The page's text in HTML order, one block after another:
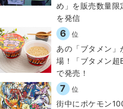
め」を販売数量限
を発信
6 位
あの「ブタメン
場！「ブタメン超
で発売！
7 位
街中にポケモン